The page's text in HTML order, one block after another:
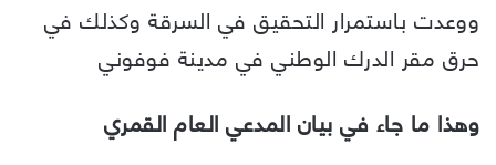
ووعدت باستمرار التحقيق في السرقة وكذلك في
حرق مقر الدرك الوطني في مدينة فوفوني
وهذا ما جاء في بيان المدعي العام القمري